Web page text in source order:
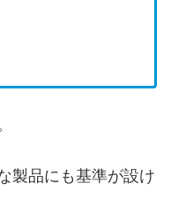
製品にも基準が設け